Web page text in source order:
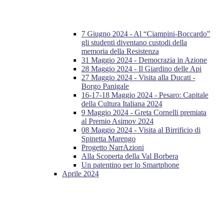
7 Giugno 2024 - Al “Ciampini-Boccardo”
gli studenti diventano custodi della
memoria della Resistenza
31 Maggio 2024 - Democrazia in Azione
28 Maggio 2024 - Il Giardino delle Api
27 Maggio 2024 - Visita alla Ducati -
Borgo Panigale
16-17-18 Maggio 2024 - Pesaro: Capitale
della Cultura Italiana 2024
9 Maggio 2024 - Greta Cornelli premiata
al Premio Asimov 2024
08 Maggio 2024 - Visita al Birrificio di
Spinetta Marengo
Progetto NarrAzioni
Alla Scoperta della Val Borbera
Un patentino per lo Smartphone
Aprile 2024